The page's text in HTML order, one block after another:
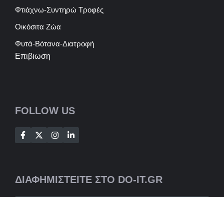
Φτιάχνω-Συντηρώ Τροφές
Οικόσιτα Ζώα
Φυτά-Βότανα-Διατροφή
Επιβιωση
FOLLOW US
ΔΙΑΦΗΜΙΣΤΕΙΤΕ ΣΤΟ DO-IT.GR